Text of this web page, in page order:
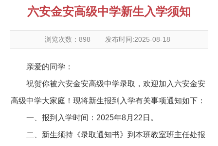
六安金安高级中学新生入学须知
浏览次数： 898 发布时间:2025-08-18
亲爱的同学：
祝贺你被六安金安高级中学录取，欢迎加入六安金安
高级中学大家庭！现将新生报到入学有关事项通知如下：
一、报到入学时间：2025年8月22日。
二、新生须持《录取通知书》到本班教室班主任处报